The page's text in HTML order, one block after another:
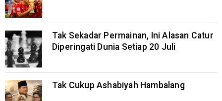
Tak Sekadar Permainan, Ini Alasan Catur
Diperingati Dunia Setiap 20 Juli
Tak Cukup Ashabiyah Hambalang